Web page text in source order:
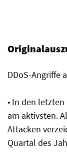
DDoS-Angriffe
• In den
am aktivsten.
Attacken
Quartal des